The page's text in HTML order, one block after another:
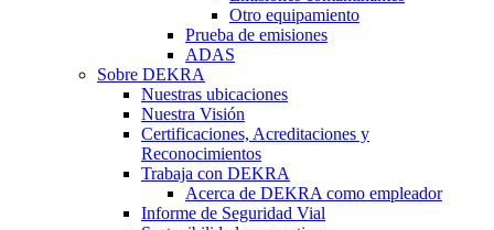
Otro equipamiento
Prueba de emisiones
ADAS
Sobre DEKRA
Nuestras ubicaciones
Nuestra Visión
Certificaciones, Acreditaciones y
Reconocimientos
Trabaja con DEKRA
Acerca de DEKRA como empleador
Informe de Seguridad Vial